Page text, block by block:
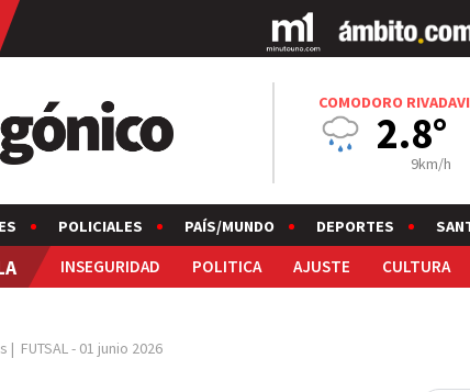
COMODORO
2.8°
9km/h
POLICIALES PAÍS/MUNDO DEPORTES
INSEGURIDAD POLITICA AJUSTE CULTURA
| FUTSAL- 01 junio 2026